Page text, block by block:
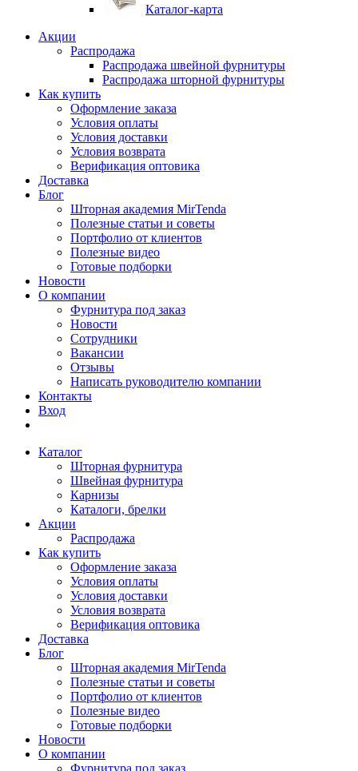
Каталог-карта
Акции
Распродажа
Распродажа швейной фурнитуры
Распродажа шторной фурнитуры
Как купить
Оформление заказа
Условия оплаты
Условия доставки
Условия возврата
Верификация оптовика
Доставка
Блог
Шторная академия MirTenda
Полезные статьи и советы
Портфолио от клиентов
Полезные видео
Готовые подборки
Новости
О компании
Фурнитура под заказ
Новости
Сотрудники
Вакансии
Отзывы
Написать руководителю компании
Контакты
Вход
Каталог
Шторная фурнитура
Швейная фурнитура
Карнизы
Каталоги, брелки
Акции
Распродажа
Как купить
Оформление заказа
Условия оплаты
Условия доставки
Условия возврата
Верификация оптовика
Доставка
Блог
Шторная академия MirTenda
Полезные статьи и советы
Портфолио от клиентов
Полезные видео
Готовые подборки
Новости
О компании
Фурнитура под заказ